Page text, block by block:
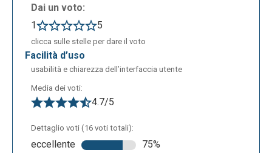
Dai un voto:
1
5
clicca sulle stelle per dare il voto
facilità d’uso
usabilità e chiarezza dell’interfaccia utente
Media dei voti:
4.7/5
Dettaglio voti (16 voti totali):
eccellente
75%